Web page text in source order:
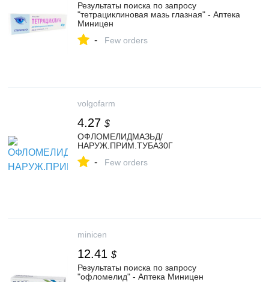
Результаты поиска по запросу
"тетрациклиновая мазь глазная" - Аптека
Миницен
- Few orders
volgofarm
4.27 $
ОФЛОМЕЛИДМАЗЬД/
НАРУЖ.ПРИМ.ТУБА30Г
- Few orders
minicen
12.41 $
Результаты поиска по запросу
"офломелид" - Аптека Миницен